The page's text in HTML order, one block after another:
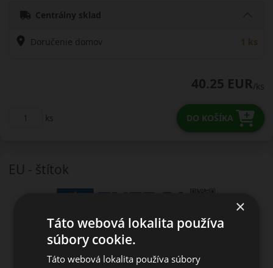
Centrálny sklad
Doručenie domov 1 ks
40.25 EUR/ks
ks DO KOŠÍKA
EU - štítok
×
Táto webová lokalita používa
súbory cookie.
Táto webová lokalita používa súbory